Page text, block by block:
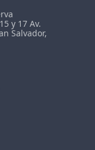
y 17 Av.
Salvador,